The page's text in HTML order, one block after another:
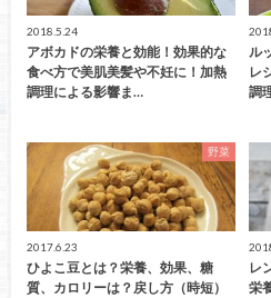
2018.5.24
アボカドの栄養と効能！効果的な
食べ方で美肌美髪や不妊に！加熱
調理による影響ま…
ル
レ
調
野菜
2017.6.23
ひよこ豆とは？栄養、効果、糖
質、カロリーは？戻し方（時短）
レ
栄